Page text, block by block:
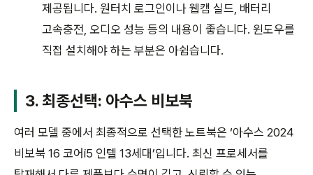
제공됩니다. 원터치 로그인이나 웹캠 실드, 배터리
고속충전, 오디오 성능 등의 내용이 좋습니다. 윈도우를
직접 설치해야 하는 부분은 아쉽습니다.
3. 최종선택: 아수스 비보북
여러 모델 중에서 최종적으로 선택한 노트북은 ‘아수스 2024
비보북 16 코어i5 인텔 13세대’입니다. 최신 프로세서를